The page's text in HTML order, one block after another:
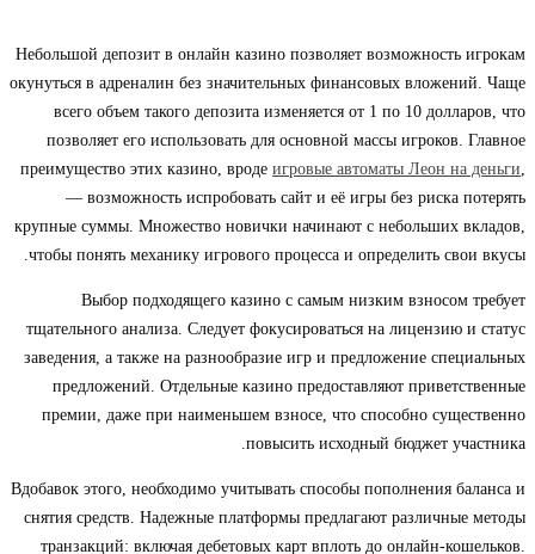
Небольшой депозит в онлайн казино позволяет возможность игрокам
окунуться в адреналин без значительных финансовых вложений. Чаще
всего объем такого депозита изменяется от 1 по 10 долларов, что
позволяет его использовать для основной массы игроков. Главное
преимущество этих казино, вроде игровые автоматы Леон на деньги,
— возможность испробовать сайт и её игры без риска потерять
крупные суммы. Множество новички начинают с небольших вкладов,
чтобы понять механику игрового процесса и определить свои вкусы.
Выбор подходящего казино с самым низким взносом требует
тщательного анализа. Следует фокусироваться на лицензию и статус
заведения, а также на разнообразие игр и предложение специальных
предложений. Отдельные казино предоставляют приветственные
премии, даже при наименьшем взносе, что способно существенно
повысить исходный бюджет участника.
Вдобавок этого, необходимо учитывать способы пополнения баланса и
снятия средств. Надежные платформы предлагают различные методы
транзакций: включая дебетовых карт вплоть до онлайн-кошельков.